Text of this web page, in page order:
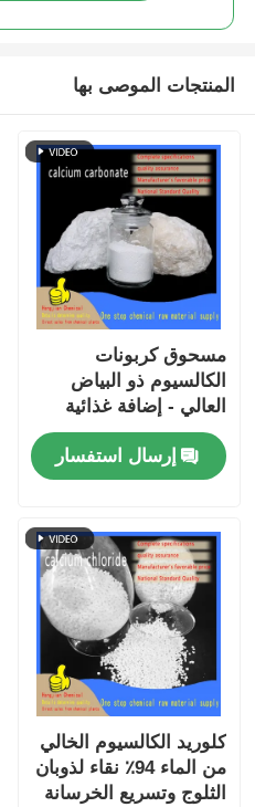
المنتجات الموصى بها
مسحوق كربونات
الكالسيوم ذو البياض
العالي - إضافة غذائية
E170 وملء البلاستيك
للتطبيقات الصناعية
إرسال استفسار
كلوريد الكالسيوم الخالي
من الماء 94٪ نقاء لذوبان
الثلوج وتسريع الخرسانة